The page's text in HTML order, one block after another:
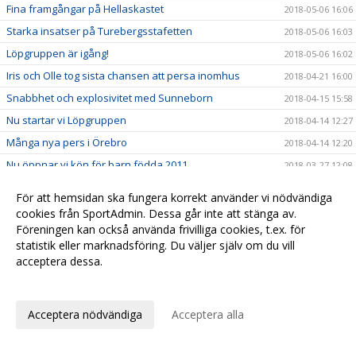
Fina framgångar på Hellaskastet 2018-05-06 16:06
Starka insatser på Turebergsstafetten 2018-05-06 16:03
Löpgruppen är igång! 2018-05-06 16:02
Iris och Olle tog sista chansen att persa inomhus 2018-04-21 16:00
Snabbhet och explosivitet med Sunneborn 2018-04-15 15:58
Nu startar vi Löpgruppen 2018-04-14 12:27
Många nya pers i Örebro 2018-04-14 12:20
Nu öppnar vi kön för barn födda 2011 2018-03-27 12:08
Fina framgångar i Lilla Hammarbyspelen 2018-03-13 12:01
Precision, fart och styrka i Haninge Open 2018-03-13 11:56
Nu har vi öppnat anmälan till sommarens friidrottsskola
Guld till Maja på Hammarbyspelen
För att hemsidan ska fungera korrekt använder vi nödvändiga
cookies från SportAdmin. Dessa går inte att stänga av.
Föreningen kan också använda frivilliga cookies, t.ex. för
statistik eller marknadsföring. Du väljer själv om du vill
acceptera dessa.
Acceptera nödvändiga Acceptera alla